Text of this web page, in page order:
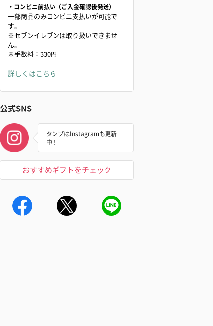
・コンビニ前払い（ご入金確認後発送）
一部商品のみコンビニ支払いが可能で
す。
※セブンイレブンは取り扱いできませ
ん。
※手数料：330円
詳しくはこちら
公式SNS
タンプはInstagramも更新
中！
おすすめギフトをチェック